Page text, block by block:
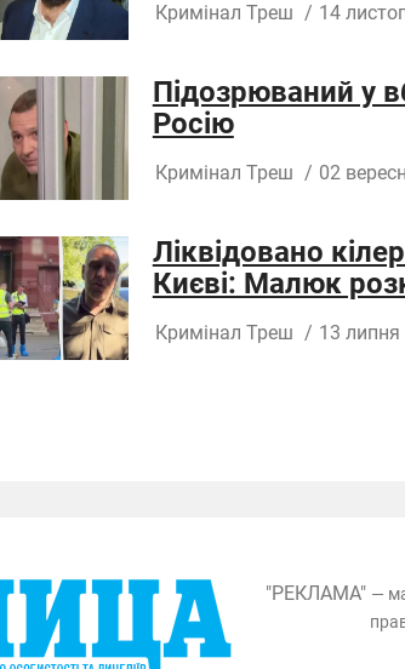
Кримінал Треш / 14
Підозрюваний у
Росію
Кримінал Треш / 02
Ліквідовано
Києві: Малюк
Кримінал Треш / 13
"РЕКЛАМА" —